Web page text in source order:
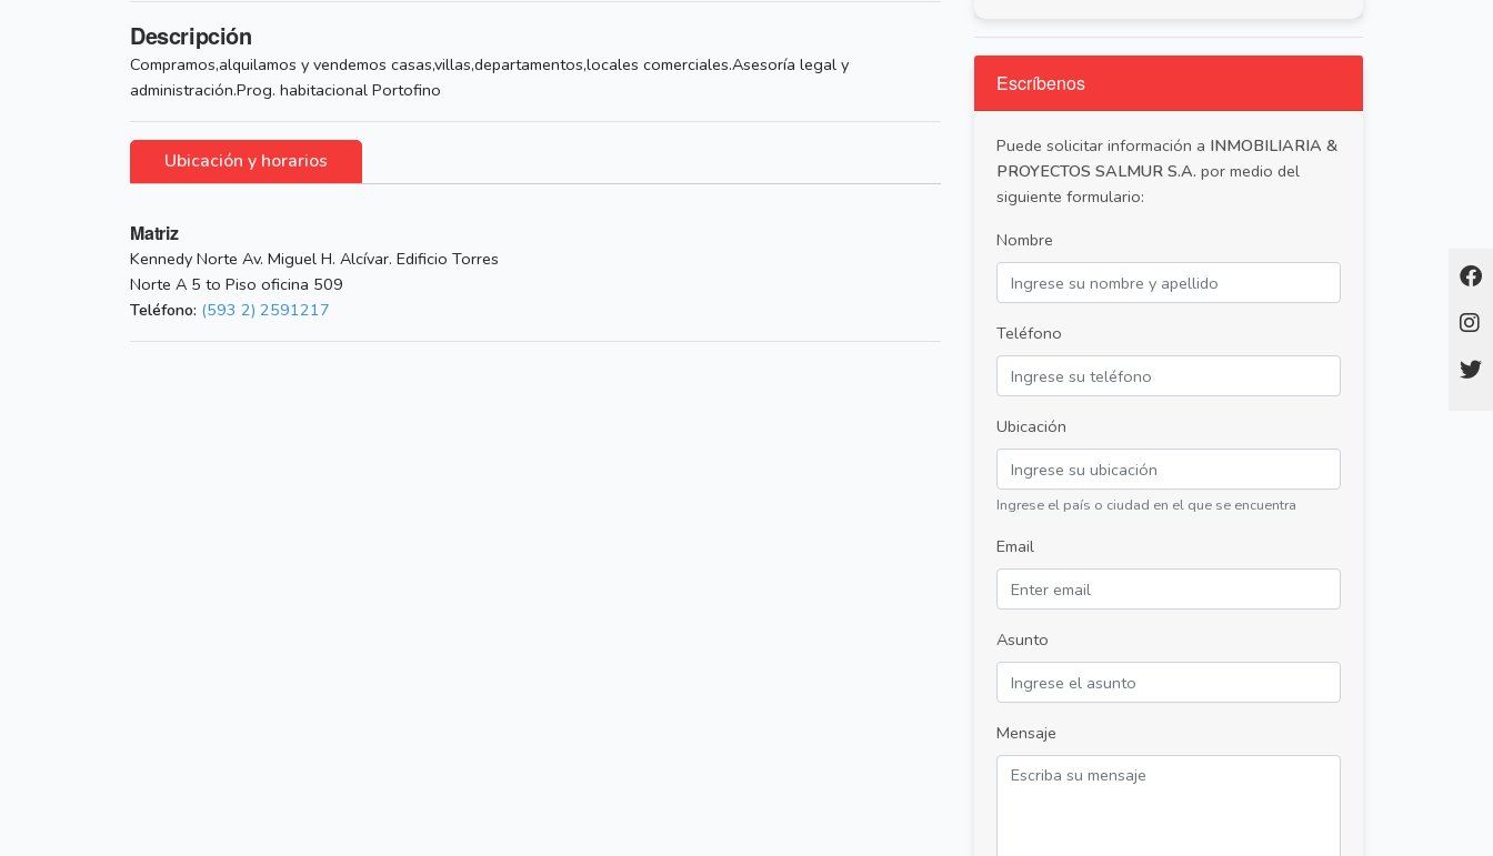
Descripción
Compramos,alquilamos y vendemos casas,villas,departamentos,locales comerciales.Asesoría legal y
administración.Prog. habitacional Portofino
Ubicación y horarios
Matriz
Kennedy Norte Av. Miguel H. Alcívar. Edificio Torres
Norte A 5 to Piso oficina 509
Teléfono: (593 2) 2591217
Escríbenos
Puede solicitar información a INMOBILIARIA &
PROYECTOS SALMUR S.A. por medio del
siguiente formulario:
Nombre
Teléfono
Ubicación
Ingrese el país o ciudad en el que se encuentra
Email
Asunto
Mensaje